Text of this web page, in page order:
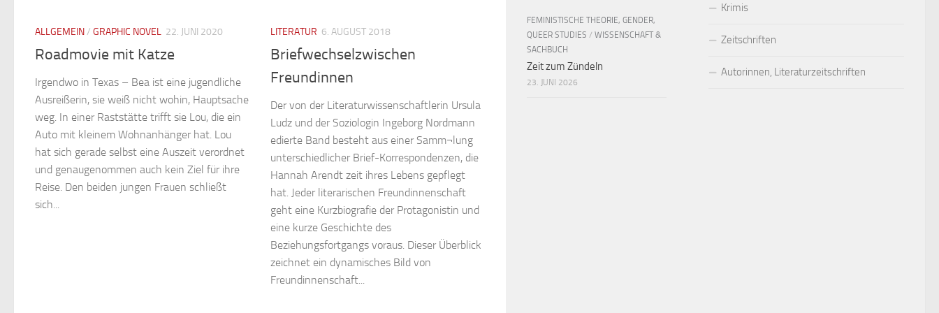
ALLGEMEIN/ GRAPHIC NOVEL 22. JUNI 2020
Roadmovie mit Katze
Irgendwo in Texas – Bea ist eine jugendliche
Ausreißerin, sie weiß nicht wohin, Hauptsache
weg. In einer Raststätte trifft sie Lou, die ein
Auto mit kleinem Wohn­anhänger hat. Lou
hat sich gerade selbst eine Auszeit verordnet
und genaugenommen auch kein Ziel für ihre
Reise. Den beiden jungen Frauen schließt
sich...
LITERATUR 6. AUGUST 2018
Briefwechselzwischen
Freundinnen
Der von der Literaturwissenschaftlerin Ursula
Ludz und der Soziologin Ingeborg Nordmann
edierte Band besteht aus einer Samm¬lung
unterschiedlicher Brief-Korrespondenzen, die
Hannah Arendt zeit ihres Lebens gepflegt
hat. Jeder literarischen Freundinnenschaft
geht eine Kurzbiografie der Protagonistin und
eine kurze Geschichte des
Beziehungsfortgangs voraus. Dieser Überblick
zeichnet ein dynamisches Bild von
Freundinnenschaft...
Krimis
Zeitschriften
Autorinnen, Literaturzeitschriften
FEMINISTISCHE THEORIE, GENDER,
QUEER STUDIES / WISSENSCHAFT &
SACHBUCH
Zeit zum Zündeln
23. JUNI 2026